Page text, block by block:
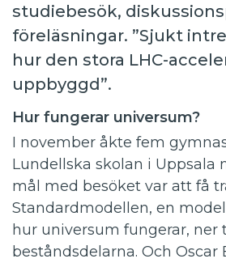
studiebesök,
föreläsningar. ”Sjukt
hur den stora LHC-
uppbyggd”.
Hur fungerar universum?
I november åkte fem
Lundellska skolan i Uppsala
mål med besöket var att få
Standardmodellen, en
hur universum fungerar, ner
beståndsdelarna. Och Oscar